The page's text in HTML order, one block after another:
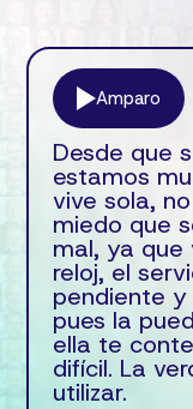
Amparo
Desde que
estamos
vive sola,
miedo que
mal, ya que
reloj, el
pendiente
pues la
ella te
difícil. La
utilizar.